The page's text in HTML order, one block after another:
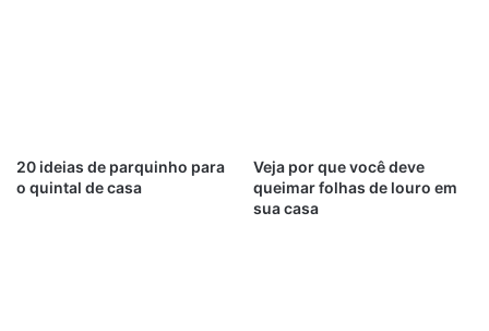
20 ideias de parquinho para
o quintal de casa
Veja por que você deve
queimar folhas de louro em
sua casa